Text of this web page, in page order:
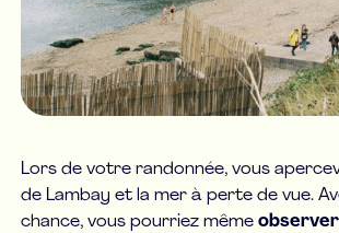
Lors de votre randonnée, vous
de Lambay et la mer à perte de vue.
chance, vous pourriez mêmeobserver